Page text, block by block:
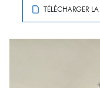
TÉLÉCHARGER